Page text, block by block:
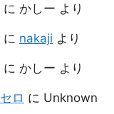
に かしー より
に nakaji より
に かしー より
ロ に Unknown